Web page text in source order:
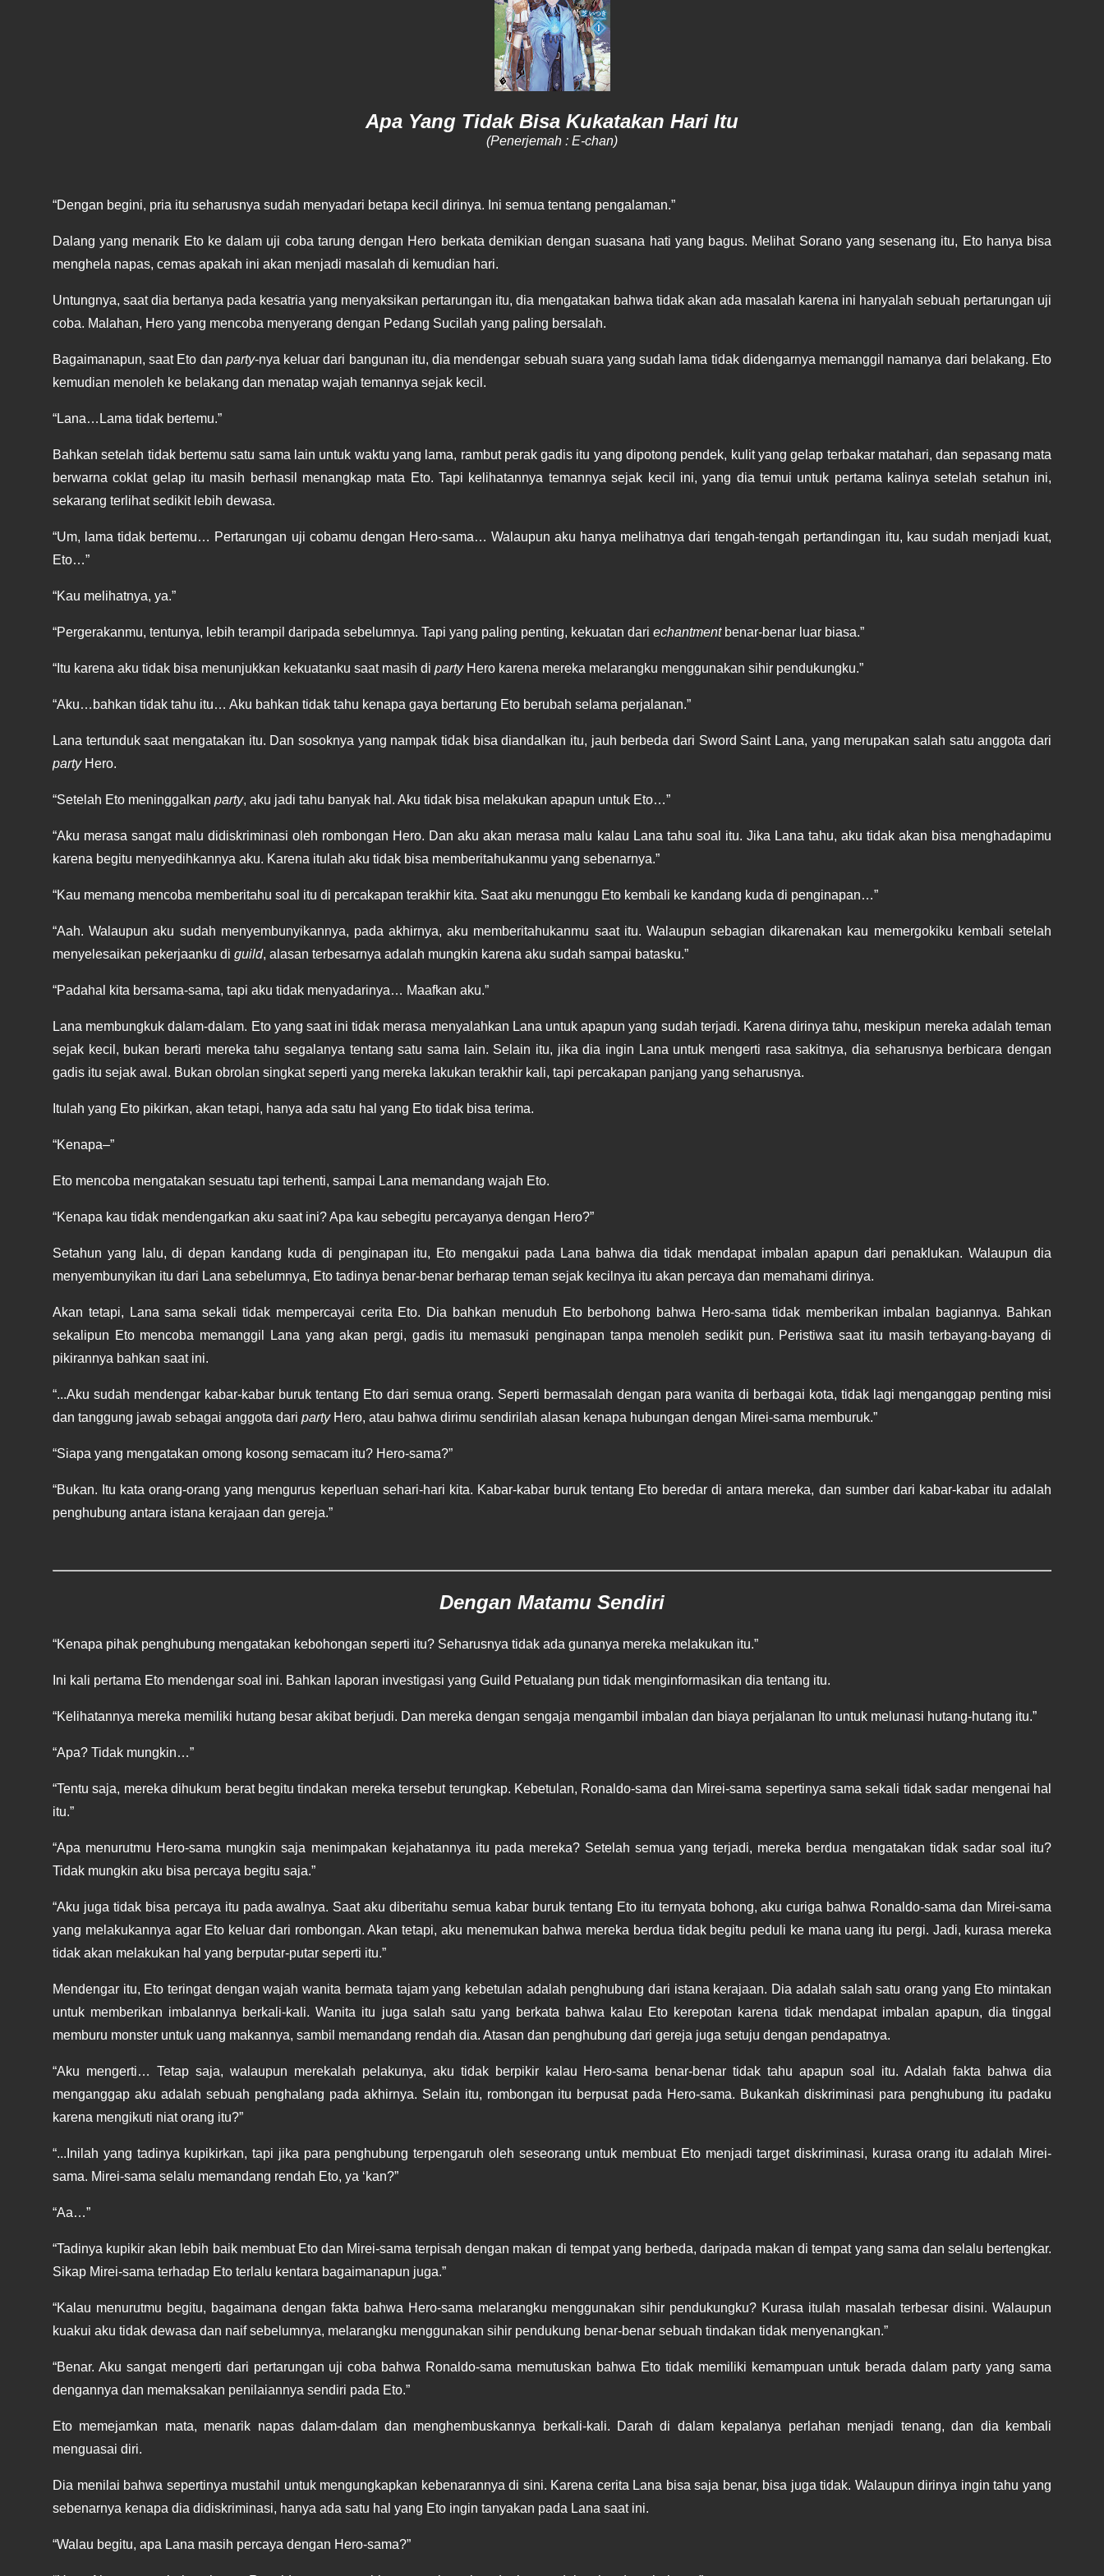
Apa Yang Tidak Bisa Kukatakan Hari Itu
(Penerjemah : E-chan)
“Dengan begini, pria itu seharusnya sudah menyadari betapa kecil dirinya. Ini semua tentang pengalaman.”
Dalang yang menarik Eto ke dalam uji coba tarung dengan Hero berkata demikian dengan suasana hati yang bagus. Melihat Sorano yang sesenang itu, Eto hanya bisa
menghela napas, cemas apakah ini akan menjadi masalah di kemudian hari.
Untungnya, saat dia bertanya pada kesatria yang menyaksikan pertarungan itu, dia mengatakan bahwa tidak akan ada masalah karena ini hanyalah sebuah pertarungan uji
coba. Malahan, Hero yang mencoba menyerang dengan Pedang Sucilah yang paling bersalah.
Bagaimanapun, saat Eto dan party-nya keluar dari bangunan itu, dia mendengar sebuah suara yang sudah lama tidak didengarnya memanggil namanya dari belakang. Eto
kemudian menoleh ke belakang dan menatap wajah temannya sejak kecil.
“Lana…Lama tidak bertemu.”
Bahkan setelah tidak bertemu satu sama lain untuk waktu yang lama, rambut perak gadis itu yang dipotong pendek, kulit yang gelap terbakar matahari, dan sepasang mata
berwarna coklat gelap itu masih berhasil menangkap mata Eto. Tapi kelihatannya temannya sejak kecil ini, yang dia temui untuk pertama kalinya setelah setahun ini,
sekarang terlihat sedikit lebih dewasa.
“Um, lama tidak bertemu… Pertarungan uji cobamu dengan Hero-sama… Walaupun aku hanya melihatnya dari tengah-tengah pertandingan itu, kau sudah menjadi kuat,
Eto…”
“Kau melihatnya, ya.”
“Pergerakanmu, tentunya, lebih terampil daripada sebelumnya. Tapi yang paling penting, kekuatan dari echantment benar-benar luar biasa.”
“Itu karena aku tidak bisa menunjukkan kekuatanku saat masih di party Hero karena mereka melarangku menggunakan sihir pendukungku.”
“Aku…bahkan tidak tahu itu… Aku bahkan tidak tahu kenapa gaya bertarung Eto berubah selama perjalanan.”
party Hero.
“Setelah Eto meninggalkan party, aku jadi tahu banyak hal. Aku tidak bisa melakukan apapun untuk Eto…”
“Aku merasa sangat malu didiskriminasi oleh rombongan Hero. Dan aku akan merasa malu kalau Lana tahu soal itu. Jika Lana tahu, aku tidak akan bisa menghadapimu
karena begitu menyedihkannya aku. Karena itulah aku tidak bisa memberitahukanmu yang sebenarnya.”
“Kau memang mencoba memberitahu soal itu di percakapan terakhir kita. Saat aku menunggu Eto kembali ke kandang kuda di penginapan…”
“Aah. Walaupun aku sudah menyembunyikannya, pada akhirnya, aku memberitahukanmu saat itu. Walaupun sebagian dikarenakan kau memergokiku kembali setelah
menyelesaikan pekerjaanku di guild, alasan terbesarnya adalah mungkin karena aku sudah sampai batasku.”
“Padahal kita bersama-sama, tapi aku tidak menyadarinya… Maafkan aku.”
Lana membungkuk dalam-dalam. Eto yang saat ini tidak merasa menyalahkan Lana untuk apapun yang sudah terjadi. Karena dirinya tahu, meskipun mereka adalah teman
sejak kecil, bukan berarti mereka tahu segalanya tentang satu sama lain. Selain itu, jika dia ingin Lana untuk mengerti rasa sakitnya, dia seharusnya berbicara dengan
gadis itu sejak awal. Bukan obrolan singkat seperti yang mereka lakukan terakhir kali, tapi percakapan panjang yang seharusnya.
Itulah yang Eto pikirkan, akan tetapi, hanya ada satu hal yang Eto tidak bisa terima.
“Kenapa–”
Eto mencoba mengatakan sesuatu tapi terhenti, sampai Lana memandang wajah Eto.
“Kenapa kau tidak mendengarkan aku saat ini? Apa kau sebegitu percayanya dengan Hero?”
Setahun yang lalu, di depan kandang kuda di penginapan itu, Eto mengakui pada Lana bahwa dia tidak mendapat imbalan apapun dari penaklukan. Walaupun dia
menyembunyikan itu dari Lana sebelumnya, Eto tadinya benar-benar berharap teman sejak kecilnya itu akan percaya dan memahami dirinya.
Akan tetapi, Lana sama sekali tidak mempercayai cerita Eto. Dia bahkan menuduh Eto berbohong bahwa Hero-sama tidak memberikan imbalan bagiannya. Bahkan
sekalipun Eto mencoba memanggil Lana yang akan pergi, gadis itu memasuki penginapan tanpa menoleh sedikit pun. Peristiwa saat itu masih terbayang-bayang di
pikirannya bahkan saat ini.
“...Aku sudah mendengar kabar-kabar buruk tentang Eto dari semua orang. Seperti bermasalah dengan para wanita di berbagai kota, tidak lagi menganggap penting misi
dan tanggung jawab sebagai anggota dari party Hero, atau bahwa dirimu sendirilah alasan kenapa hubungan dengan Mirei-sama memburuk.”
“Siapa yang mengatakan omong kosong semacam itu? Hero-sama?”
“Bukan. Itu kata orang-orang yang mengurus keperluan sehari-hari kita. Kabar-kabar buruk tentang Eto beredar di antara mereka, dan sumber dari kabar-kabar itu adalah
penghubung antara istana kerajaan dan gereja.”
Dengan Matamu Sendiri
“Kenapa pihak penghubung mengatakan kebohongan seperti itu? Seharusnya tidak ada gunanya mereka melakukan itu.”
Ini kali pertama Eto mendengar soal ini. Bahkan laporan investigasi yang Guild Petualang pun tidak menginformasikan dia tentang itu.
“Kelihatannya mereka memiliki hutang besar akibat berjudi. Dan mereka dengan sengaja mengambil imbalan dan biaya perjalanan Ito untuk melunasi hutang-hutang itu.”
“Apa? Tidak mungkin…”
“Tentu saja, mereka dihukum berat begitu tindakan mereka tersebut terungkap. Kebetulan, Ronaldo-sama dan Mirei-sama sepertinya sama sekali tidak sadar mengenai hal
itu.”
“Apa menurutmu Hero-sama mungkin saja menimpakan kejahatannya itu pada mereka? Setelah semua yang terjadi, mereka berdua mengatakan tidak sadar soal itu?
Tidak mungkin aku bisa percaya begitu saja.”
“Aku juga tidak bisa percaya itu pada awalnya. Saat aku diberitahu semua kabar buruk tentang Eto itu ternyata bohong, aku curiga bahwa Ronaldo-sama dan Mirei-sama
yang melakukannya agar Eto keluar dari rombongan. Akan tetapi, aku menemukan bahwa mereka berdua tidak begitu peduli ke mana uang itu pergi. Jadi, kurasa mereka
tidak akan melakukan hal yang berputar-putar seperti itu.”
Mendengar itu, Eto teringat dengan wajah wanita bermata tajam yang kebetulan adalah penghubung dari istana kerajaan. Dia adalah salah satu orang yang Eto mintakan
untuk memberikan imbalannya berkali-kali. Wanita itu juga salah satu yang berkata bahwa kalau Eto kerepotan karena tidak mendapat imbalan apapun, dia tinggal
memburu monster untuk uang makannya, sambil memandang rendah dia. Atasan dan penghubung dari gereja juga setuju dengan pendapatnya.
“Aku mengerti… Tetap saja, walaupun merekalah pelakunya, aku tidak berpikir kalau Hero-sama benar-benar tidak tahu apapun soal itu. Adalah fakta bahwa dia
menganggap aku adalah sebuah penghalang pada akhirnya. Selain itu, rombongan itu berpusat pada Hero-sama. Bukankah diskriminasi para penghubung itu padaku
karena mengikuti niat orang itu?”
“...Inilah yang tadinya kupikirkan, tapi jika para penghubung terpengaruh oleh seseorang untuk membuat Eto menjadi target diskriminasi, kurasa orang itu adalah Mirei-
sama. Mirei-sama selalu memandang rendah Eto, ya ‘kan?”
“Aa…”
“Tadinya kupikir akan lebih baik membuat Eto dan Mirei-sama terpisah dengan makan di tempat yang berbeda, daripada makan di tempat yang sama dan selalu bertengkar.
Sikap Mirei-sama terhadap Eto terlalu kentara bagaimanapun juga.”
“Kalau menurutmu begitu, bagaimana dengan fakta bahwa Hero-sama melarangku menggunakan sihir pendukungku? Kurasa itulah masalah terbesar disini. Walaupun
kuakui aku tidak dewasa dan naif sebelumnya, melarangku menggunakan sihir pendukung benar-benar sebuah tindakan tidak menyenangkan.”
“Benar. Aku sangat mengerti dari pertarungan uji coba bahwa Ronaldo-sama memutuskan bahwa Eto tidak memiliki kemampuan untuk berada dalam party yang sama
dengannya dan memaksakan penilaiannya sendiri pada Eto.”
Eto memejamkan mata, menarik napas dalam-dalam dan menghembuskannya berkali-kali. Darah di dalam kepalanya perlahan menjadi tenang, dan dia kembali
menguasai diri.
Dia menilai bahwa sepertinya mustahil untuk mengungkapkan kebenarannya di sini. Karena cerita Lana bisa saja benar, bisa juga tidak. Walaupun dirinya ingin tahu yang
sebenarnya kenapa dia didiskriminasi, hanya ada satu hal yang Eto ingin tanyakan pada Lana saat ini.
“Walau begitu, apa Lana masih percaya dengan Hero-sama?”